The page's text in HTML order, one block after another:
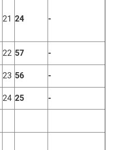
21 24 -
22 57 -
23 56 -
24 25 -